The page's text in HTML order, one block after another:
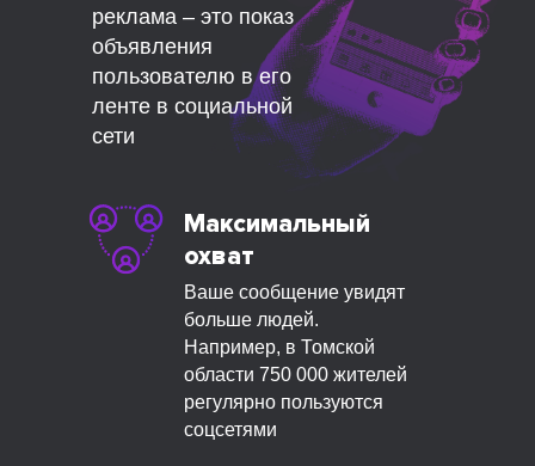
Максимальный
охват
Ваше сообщение увидят
больше людей.
Например, в Томской
области 750 000 жителей
регулярно пользуются
соцсетями
реклама – это показ
объявления
пользователю в его
ленте в социальной
сети